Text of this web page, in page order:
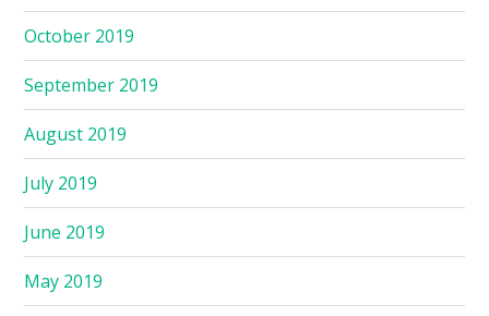
October 2019
September 2019
August 2019
July 2019
June 2019
May 2019